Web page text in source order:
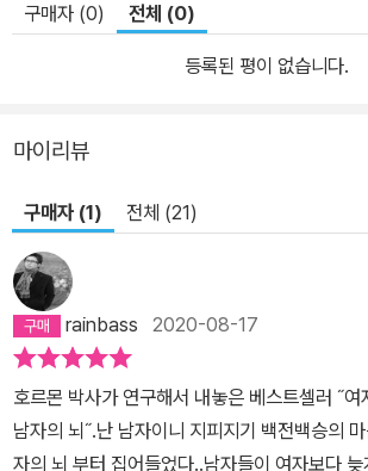
으로 벌어지는 일이다 보니 남자들은 큰 문제
못한다. 상황이 역전되기 전까지는 말이다. _본문 중에서
적인 이유 이전에 서로의 신체가, 그리고 뇌가 무
은 서로의 선천적인 차이를 파악하지 못하는 데
기대 때문에 발생한다. 이 책에서는 남자와 여자
적, 화학적 그리고 호르몬과 뇌의 작동절차에 관
이 생각하고 느끼고 대화하는 방식의 구조와 자
제대로 알려준다. 남자들은 마침내 자신이 이해
느낄 수 있을 것이다. 『남자의 뇌』 출간 이후 언
갖는 모든 고정관념을 풀어줄 열쇠가 되는 책.
의 원인을 파악하고 이를 뒷받침하는 뇌과학적
구매자 (0) 전체 (0)
등록된 평이 없습니다.
마이리뷰
구매자 (1) 전체 (21)
rainbass 2020-08-17
호르몬 박사가 연구해서 내놓은 베스트셀러 ˝여
남자의 뇌˝.난 남자이니 지피지기 백전백승의
자의 뇌 부터 집어들었다..남자들이 여자보다